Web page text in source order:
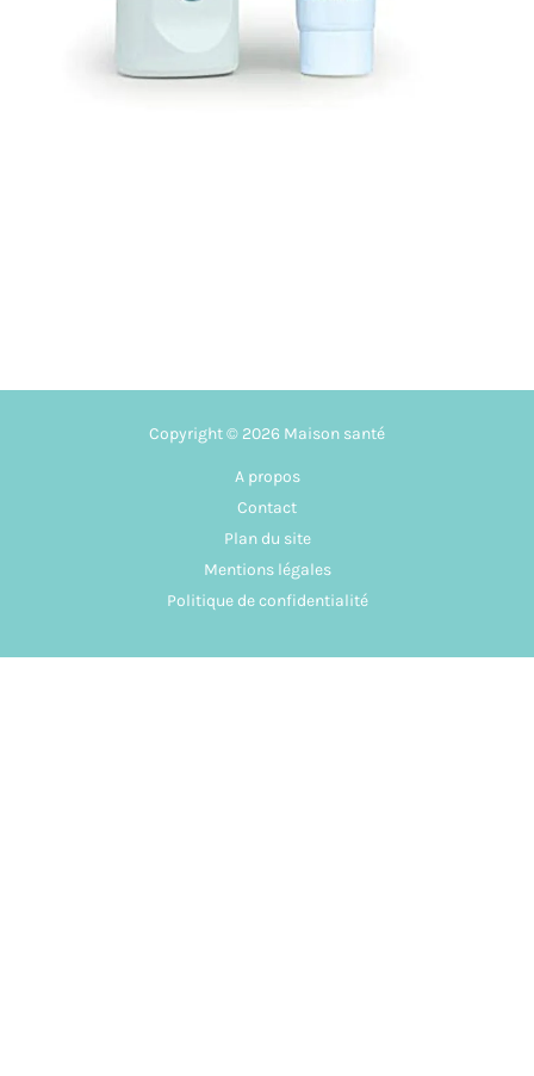
Copyright © 2026 Maison santé
A propos
Contact
Plan du site
Mentions légales
Politique de confidentialité